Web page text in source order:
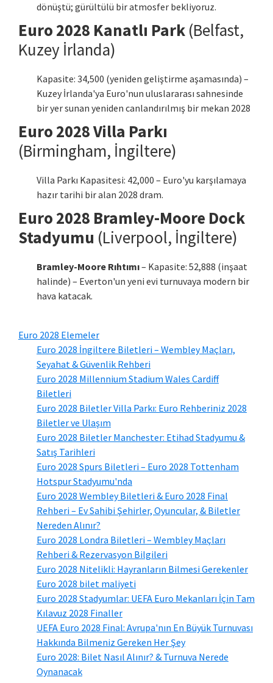
dönüştü; gürültülü bir atmosfer bekliyoruz.
Euro 2028 Kanatlı Park (Belfast,
Kuzey İrlanda)
Kapasite: 34,500 (yeniden geliştirme aşamasında) –
Kuzey İrlanda'ya Euro'nun uluslararası sahnesinde
bir yer sunan yeniden canlandırılmış bir mekan 2028
Euro 2028 Villa Parkı
(Birmingham, İngiltere)
Villa Parkı Kapasitesi: 42,000 – Euro'yu karşılamaya
hazır tarihi bir alan 2028 dram.
Euro 2028 Bramley-Moore Dock
Stadyumu (Liverpool, İngiltere)
Bramley-Moore Rıhtımı– Kapasite: 52,888 (inşaat
halinde) – Everton'un yeni evi turnuvaya modern bir
hava katacak.
Euro 2028 Elemeler
Euro 2028 İngiltere Biletleri – Wembley Maçları,
Seyahat & Güvenlik Rehberi
Euro 2028 Millennium Stadium Wales Cardiff
Biletleri
Euro 2028 Biletler Villa Parkı: Euro Rehberiniz 2028
Biletler ve Ulaşım
Euro 2028 Biletler Manchester: Etihad Stadyumu &
Satış Tarihleri
Euro 2028 Spurs Biletleri – Euro 2028 Tottenham
Hotspur Stadyumu'nda
Euro 2028 Wembley Biletleri & Euro 2028 Final
Rehberi – Ev Sahibi Şehirler, Oyuncular, & Biletler
Nereden Alınır?
Euro 2028 Londra Biletleri – Wembley Maçları
Rehberi & Rezervasyon Bilgileri
Euro 2028 Nitelikli: Hayranların Bilmesi Gerekenler
Euro 2028 bilet maliyeti
Euro 2028 Stadyumlar: UEFA Euro Mekanları İçin Tam
Kılavuz 2028 Finaller
UEFA Euro 2028 Final: Avrupa'nın En Büyük Turnuvası
Hakkında Bilmeniz Gereken Her Şey
Euro 2028: Bilet Nasıl Alınır? & Turnuva Nerede
Oynanacak